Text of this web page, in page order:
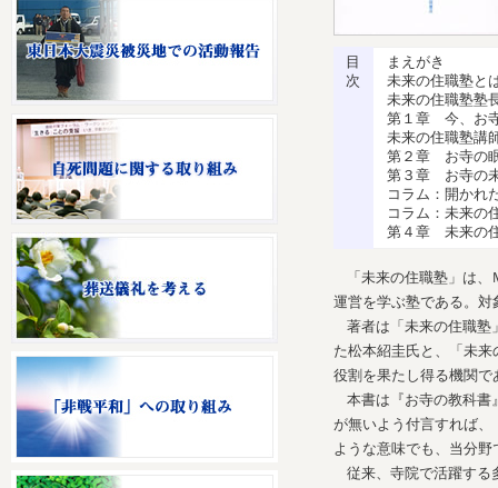
目
次
まえがき
未来の住職塾と
未来の住職塾塾
第１章 今、お
未来の住職塾講
第２章 お寺の
第３章 お寺の
コラム：開かれ
コラム：未来の
第４章 未来の
「未来の住職塾」は
運営を学ぶ塾である。
著者は「未来の住職
た松本紹圭氏と、「未
役割を果たし得る機関
本書は『お寺の教科書
が無いよう付言すれば
ような意味でも、当分
従来、寺院で活躍する